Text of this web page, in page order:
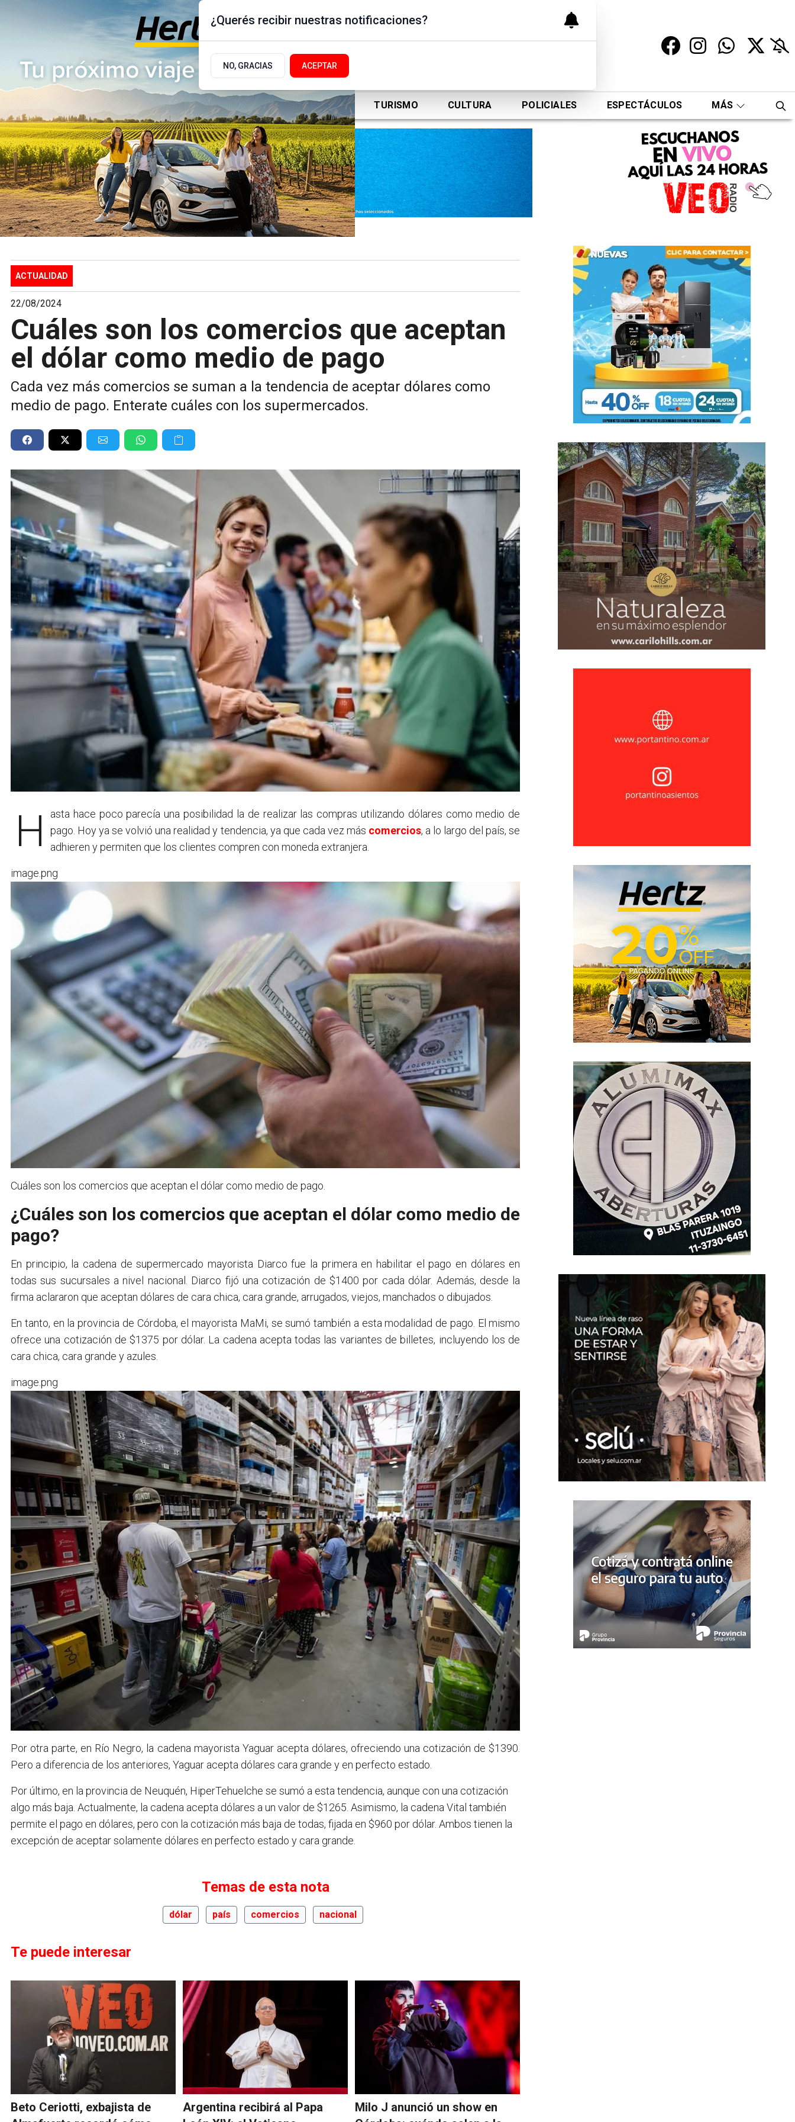
Jueves 6 de Agosto
de 2026
17.9ºc | Buenos Aires, AR
ACTUALIDAD POLÍTICA DEPORTES TURISMO CULTURA POLICIALES ESPECTÁCULOS MÁS
ACTUALIDAD
22/08/2024
Cuáles son los comercios que aceptan
el dólar como medio de pago
Cada vez más comercios se suman a la tendencia de aceptar dólares como
medio de pago. Enterate cuáles con los supermercados.
Hasta hace poco parecía una posibilidad la de realizar las compras utilizando dólares como medio de pago. Hoy ya se volvió una realidad y tendencia, ya que cada vez más comercios, a lo largo del país, se
adhieren y permiten que los clientes compren con moneda extranjera.
image.png
Cuáles son los comercios que aceptan el dólar como medio de pago.
¿Cuáles son los comercios que aceptan el dólar como medio de
pago?
En principio, la cadena de supermercado mayorista Diarco fue la primera en habilitar el pago en dólares en
todas sus sucursales a nivel nacional. Diarco fijó una cotización de $1400 por cada dólar. Además, desde la
firma aclararon que aceptan dólares de cara chica, cara grande, arrugados, viejos, manchados o dibujados.
En tanto, en la provincia de Córdoba, el mayorista MaMi, se sumó también a esta modalidad de pago. El mismo
ofrece una cotización de $1375 por dólar. La cadena acepta todas las variantes de billetes, incluyendo los de
cara chica, cara grande y azules.
image.png
Por otra parte, en Río Negro, la cadena mayorista Yaguar acepta dólares, ofreciendo una cotización de $1390.
Pero a diferencia de los anteriores, Yaguar acepta dólares cara grande y en perfecto estado.
Por último, en la provincia de Neuquén, HiperTehuelche se sumó a esta tendencia, aunque con una cotización
algo más baja. Actualmente, la cadena acepta dólares a un valor de $1265. Asimismo, la cadena Vital también
permite el pago en dólares, pero con la cotización más baja de todas, fijada en $960 por dólar. Ambos tienen la
excepción de aceptar solamente dólares en perfecto estado y cara grande.
Temas de esta nota
dólar país comercios nacional
Te puede interesar
Beto Ceriotti, exbajista de
Argentina recibirá al Papa
Milo J anunció un show en
¿Querés recibir nuestras notificaciones?
NO, GRACIAS ACEPTAR